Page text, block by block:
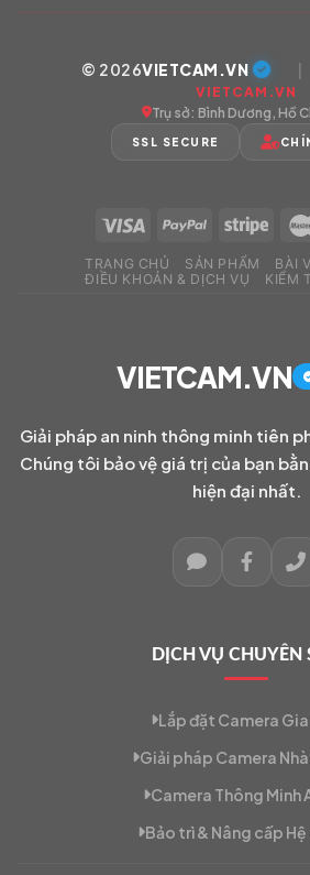
© 2026VIETCAM.VN |
VIETCAM.VN
Trụ sở: Bình Dương, Hồ
SSL SECURE
TRANG CHỦ SẢN PHẨM BÀI
ĐIỀU KHOẢN & DỊCH VỤ
KIỂM
VIETCAM.VN
Giải pháp an ninh thông minh tiên
Chúng tôi bảo vệ giá trị của bạn
hiện đại nhất.
DỊCH VỤ CHUYÊN
Lắp đặt Camera
Giải pháp Camera
Camera Thông Minh
Bảo trì & Nâng cấp